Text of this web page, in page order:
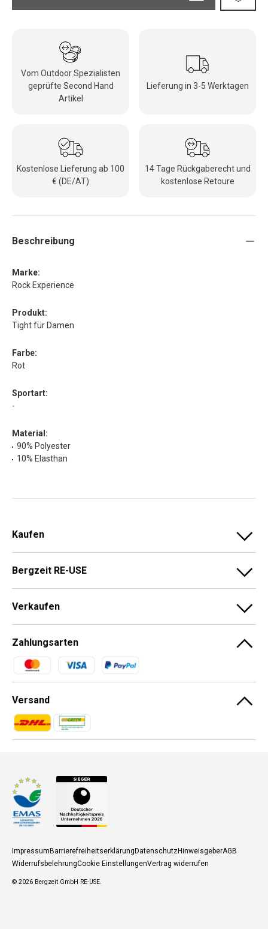
Vom Outdoor Spezialisten
geprüfte Second Hand
Artikel
Lieferung in 3-5 Werktagen
Kostenlose Lieferung ab 100
€ (DE/AT)
14 Tage Rückgaberecht und
kostenlose Retoure
Beschreibung
Marke:
Rock Experience
Produkt:
Tight für Damen
Farbe:
Rot
Sportart:
-
Material:
90% Polyester
10% Elasthan
Kaufen
Bergzeit RE-USE
Verkaufen
Zahlungsarten
Zahlungsmethoden
Versand
Zahlungsmethoden
Zahlungsmethoden
ImpressumBarrierefreiheitserklärungDatenschutzHinweisgeberAGB
WiderrufsbelehrungCookie EinstellungenVertrag widerrufen
© 2026 Bergzeit GmbH RE-USE.